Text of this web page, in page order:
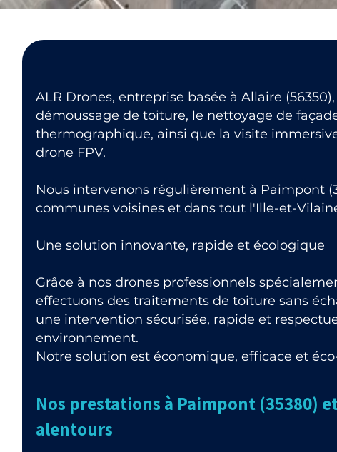
ALR Drones, entreprise basée à Allaire
démoussage de toiture, le nettoyage de
thermographique, ainsi que la visite
drone FPV.
Nous intervenons régulièrement à Paimpont
communes voisines et dans tout l'Ille-et-
Une solution innovante, rapide et écologique
Grâce à nos drones professionnels
effectuons des traitements de toiture sans
une intervention sécurisée, rapide et
environnement.
Notre solution est économique, efficace et
Nos prestations à Paimpont (35380)
alentours